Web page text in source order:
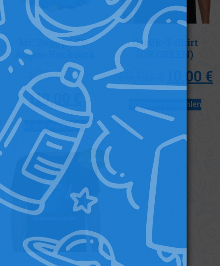
Mr. Baggy LED-
Augen-Rucksack
139,00€
119,00
In den Warenkorb
Grafik-T-Shirt
(DR.GREEN)
19,00 10,00 €
Optionen auswählen
Angebot!